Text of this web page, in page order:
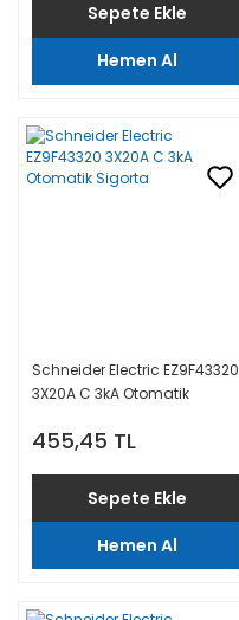
Sepete Ekle
Hemen Al
Schneider Electric EZ9F43320
3X20A C 3kA Otomatik
455,45 TL
Sepete Ekle
Hemen Al